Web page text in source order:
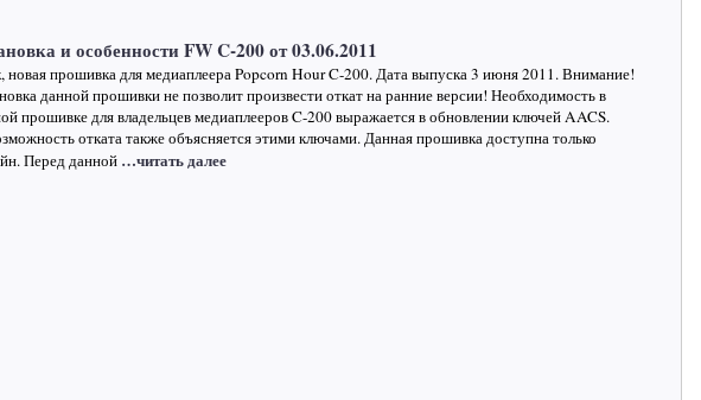
и особенности FW C-200 от 03.06.2011
новая прошивка для медиаплеера Popcorn Hour C-200. Дата выпуска 3 июня 2011. Внимание!
данной прошивки не позволит произвести откат на ранние версии! Необходимость в
прошивке для владельцев медиаплееров C-200 выражается в обновлении ключей AACS.
отката также объясняется этими ключами. Данная прошивка доступна только
Перед данной …читать далее